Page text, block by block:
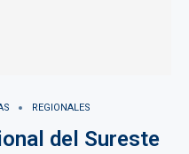
REGIONALES
del Sureste